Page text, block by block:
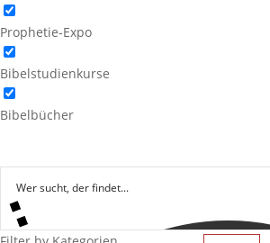
Prophetie-Expo
Bibelstudienkurse
Bibelbücher